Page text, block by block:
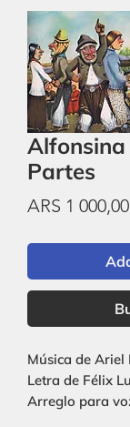
Partes
ARS 1 000,00
Música de Ariel
Letra de Félix
Arreglo para